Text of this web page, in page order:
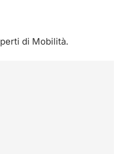
di Mobilità.